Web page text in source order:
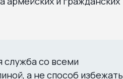
служба со всеми
а не способ избежать